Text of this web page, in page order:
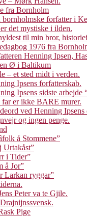
fra Bornholm
bornholmske forfatter i
det mystiske i ilden.
til min bror,
1976 fra
Henning Ipsen,
Ø i Baltikum
– et sted midt i verden.
Ipsens forfatterskab.
Ipsens sidste arbejde
er ikke BARE murer.
ved Henning Ipsens
og ingen penge.
å Stommene”
Urtakåst”
i Tider”
å Jor”
Larkan ryggar”
Peter va te Gjile.
Pige